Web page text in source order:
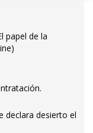
papel de la
declara desierto el